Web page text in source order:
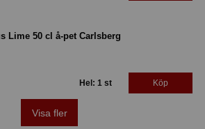
Lime 50 cl å-pet Carlsberg
Hel: 1 st Köp
Visa fler